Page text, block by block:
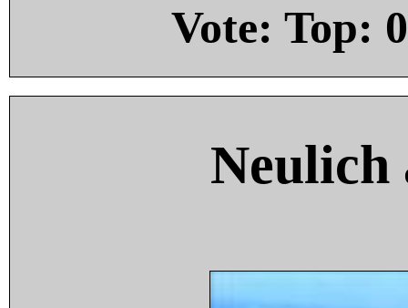
Vote: Top: 0
Neulich